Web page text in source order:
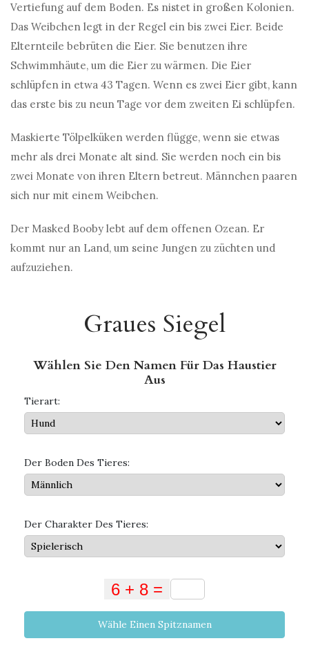
Vertiefung auf dem Boden. Es nistet in großen Kolonien.
Das Weibchen legt in der Regel ein bis zwei Eier. Beide
Elternteile bebrüten die Eier. Sie benutzen ihre
Schwimmhäute, um die Eier zu wärmen. Die Eier
schlüpfen in etwa 43 Tagen. Wenn es zwei Eier gibt, kann
das erste bis zu neun Tage vor dem zweiten Ei schlüpfen.
Maskierte Tölpelküken werden flügge, wenn sie etwas
mehr als drei Monate alt sind. Sie werden noch ein bis
zwei Monate von ihren Eltern betreut. Männchen paaren
sich nur mit einem Weibchen.
Der Masked Booby lebt auf dem offenen Ozean. Er
kommt nur an Land, um seine Jungen zu züchten und
aufzuziehen.
Graues Siegel
Wählen Sie Den Namen Für Das Haustier
Aus
Tierart:
Der Boden Des Tieres:
Der Charakter Des Tieres:
Wähle Einen Spitznamen